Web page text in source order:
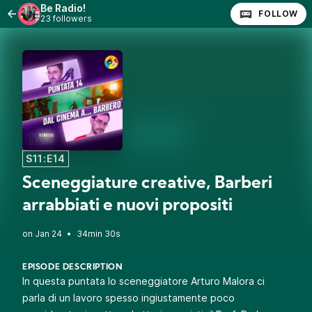
Be Radio!
23 followers FOLLOW
S11:E14
Sceneggiature creative, Barberi
arrabbiati e nuovi propositi
• 34min 30s
EPISODE DESCRIPTION
In questa puntata lo sceneggiatore Arturo Malora ci
parla di un lavoro spesso ingiustamente poco